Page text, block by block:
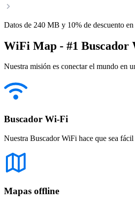
Datos de 240 MB y 10% de descuento
WiFi Map - #1 Buscador
Nuestra misión es conectar el mundo en
Buscador Wi-Fi
Nuestra Buscador WiFi hace que sea
Mapas offline